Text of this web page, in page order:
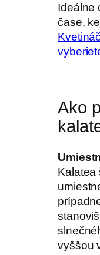
Ideálne
čase,
Ako
Kalatea
vyššou